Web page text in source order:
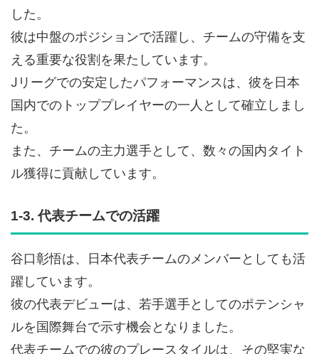
した。
彼は中盤のポジションで活躍し、チームの守備を支
える重要な役割を果たしています。
Jリーグでの安定したパフォーマンスは、彼を日本
国内でのトッププレイヤーの一人として確立しまし
た。
また、チームの主力選手として、数々の国内タイト
ル獲得に貢献しています。
1-3. 代表チームでの活躍
谷口彰悟は、日本代表チームのメンバーとしても活
躍しています。
彼の代表デビューは、若手選手としてのポテンシャ
ルを国際舞台で示す機会となりました。
代表チームでの彼のプレースタイルは、その堅実な